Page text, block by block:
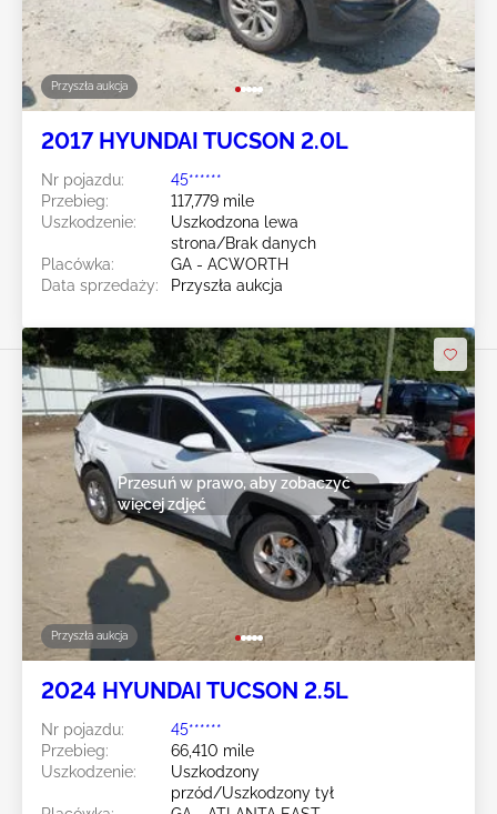
Przyszła aukcja
2017 HYUNDAI TUCSON 2.0L
Nr pojazdu:
45******
Przebieg:
117,779 mile
Uszkodzenie:
Uszkodzona lewa
strona/Brak danych
Placówka:
GA - ACWORTH
Data sprzedaży:
Przyszła aukcja
Przyszła aukcja
Przesuń w prawo, aby zobaczyć
więcej zdjęć
2024 HYUNDAI TUCSON 2.5L
Nr pojazdu:
45******
Przebieg:
66,410 mile
Uszkodzenie:
Uszkodzony
przód/Uszkodzony tył